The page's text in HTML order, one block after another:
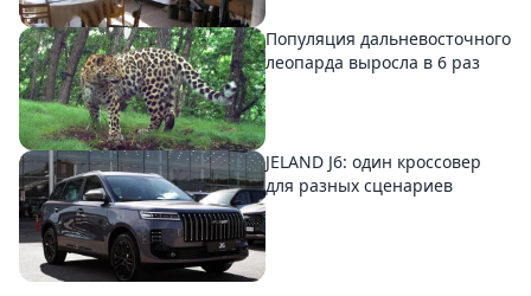
Популяция дальневосточного
леопарда выросла в 6 раз
JELAND J6: один кроссовер
для разных сценариев